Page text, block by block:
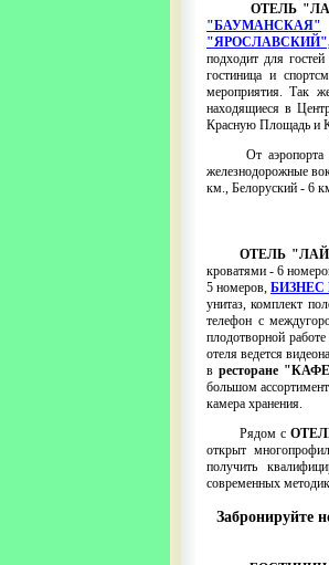
ОТЕЛЬ
"БАУМАНСКАЯ"
подходит для
гостиница и
мероприятия. Так
находящиеся в
Красную Площадь и
От аэропорта
железнодорожные
км., Белоруский - 6
ОТЕЛЬ
кроватями - 6
5 номеров,БИЗНЕС
унитаз, комплект
телефон с
плодотворной
отеля ведется
вресторане
большом
камера хранения.
Рядом с
открыт
получить
современных
Забронируйте